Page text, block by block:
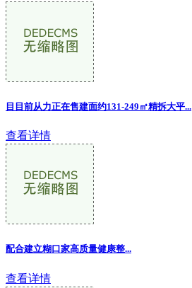
目目前从力正在售建面约131-249㎡精拆大平...
查看详情
配合建立糊口家高质量健康整...
查看详情